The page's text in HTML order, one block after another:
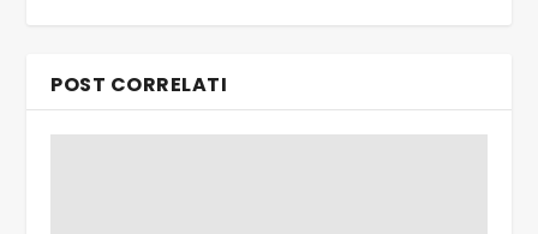
POST CORRELATI